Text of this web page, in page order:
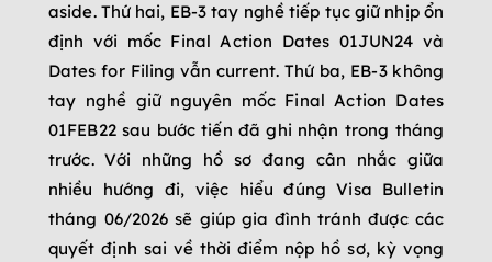
aside. Thứ hai, EB-3 tay nghề tiếp tục giữ nhịp ổn
định với mốc Final Action Dates 01JUN24 và
Dates for Filing vẫn current. Thứ ba, EB-3 không
tay nghề giữ nguyên mốc Final Action Dates
01FEB22 sau bước tiến đã ghi nhận trong tháng
trước. Với những hồ sơ đang cân nhắc giữa
nhiều hướng đi, việc hiểu đúng Visa Bulletin
tháng 06/2026 sẽ giúp gia đình tránh được các
quyết định sai về thời điểm nộp hồ sơ, kỳ vọng